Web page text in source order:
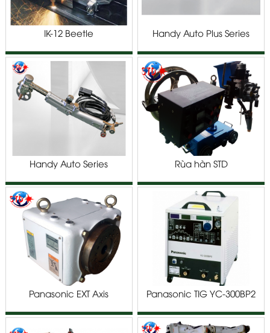
IK-12 Beetle Handy Auto Plus Series
Handy Auto Series Rùa hàn STD
Panasonic EXT Axis Panasonic TIG YC-300BP2